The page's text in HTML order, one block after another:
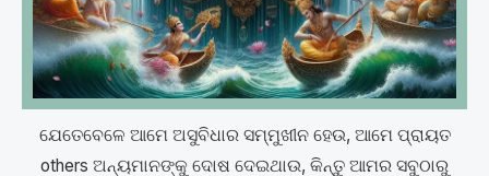
ଯେତେବେଳେ ଆମେ ଅସୁବିଧାର ସମ୍ମୁଖୀନ ହେଉ, ଆମେ ପ୍ରାୟତ
others ଅନ୍ୟମାନଙ୍କୁ ଦୋଷ ଦେଇଥାଉ, କିନ୍ତୁ ଆମର ସବୁଠାରୁ